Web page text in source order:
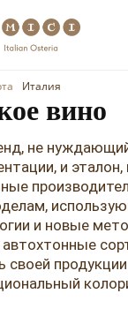
напитки
вино
Италия
вино
не
и
и новые
своей